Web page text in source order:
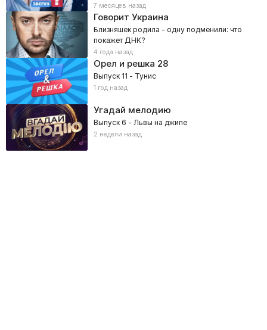
7 месяцев назад
Говорит Украина
Близняшек родила – одну подменили: что
покажет ДНК?
4 года назад
Орел и решка 28
Выпуск 11 - Тунис
1 год назад
Угадай мелодию
Выпуск 6 - Львы на джипе
2 недели назад